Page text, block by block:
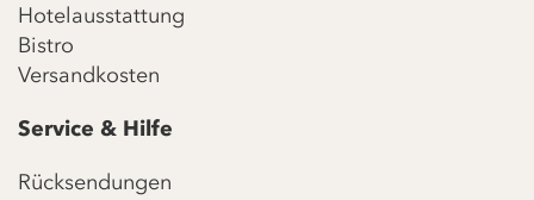
Hotelausstattung
Bistro
Versandkosten
Service & Hilfe
Rücksendungen